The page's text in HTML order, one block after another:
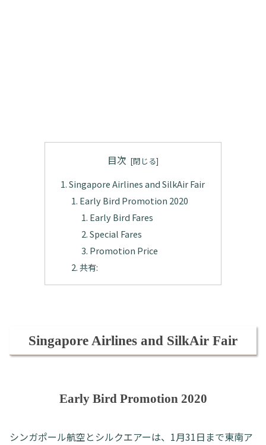
目次
Singapore Airlines and SilkAir Fair
Early Bird Promotion 2020
Early Bird Fares
Special Fares
Promotion Price
共有:
Singapore Airlines and SilkAir Fair
Early Bird Promotion 2020
シンガポール航空とシルクエアーは、1月31日まで東南ア